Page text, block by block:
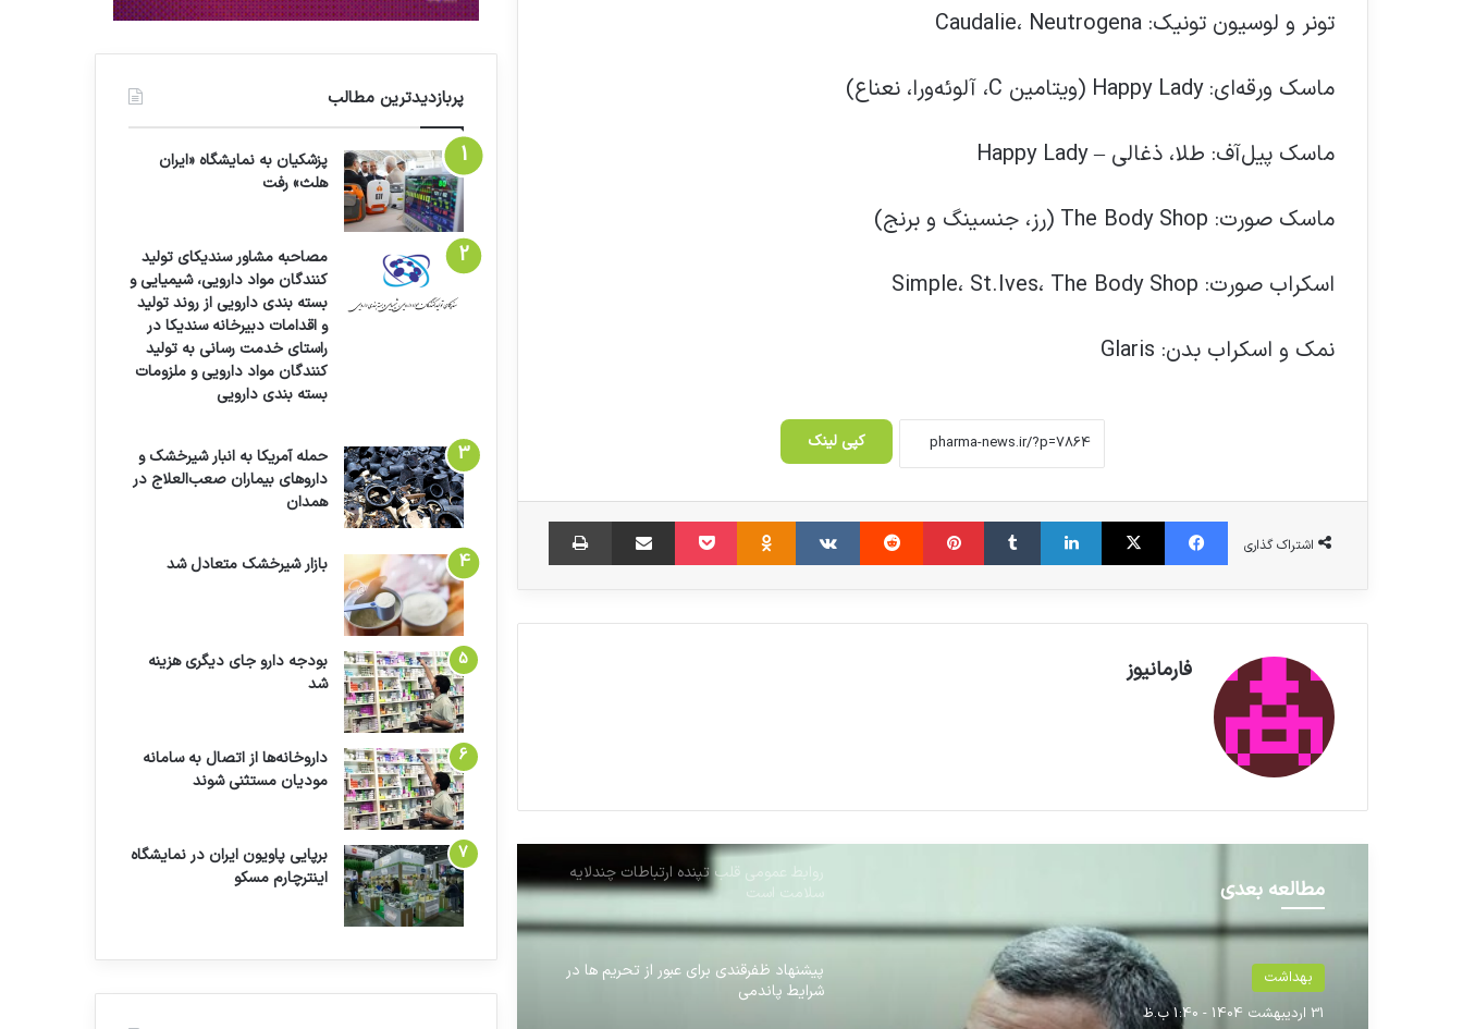
تونر و لوسیون تونیک: Caudalie، Neutrogena
ماسک ورقه‌ای: Happy Lady (ویتامین C، آلوئه‌ورا، نعناع)
ماسک پیل‌آف: طلا، ذغالی – Happy Lady
ماسک صورت: The Body Shop (رز، جنسینگ و برنج)
اسکراب صورت: Simple، St.Ives، The Body Shop
نمک و اسکراب بدن: Glaris
کپی لینک
اشتراک گذاری
فیس بوک X لینکدین ‫تامبلر ‫پین‌ترست ‫رددیت ‫VKontakte
‫Odnoklassniki پاکت اشتراک گذاری از طریق ایمیل
فارمانیوز
مطالعه بعدی
بهداشت
31 اردیبهشت 1404 - 1:40 ب.ظ
شرایط پاندمی
تولید 398 مولکول توسط اعضای سندیکای
مواد موثره دارویی
عمومی است
روابط عمومی قلب تپنده ارتباطات چندلایه
سلامت است
پیشنهاد ظفرقندی برای عبور از تحریم ها در
شرایط پاندمی
پربازدیدترین مطالب
پزشکیان به نمایشگاه «ایران
هلث» رفت
مصاحبه مشاور سندیکای تولید
کنندگان مواد دارویی، شیمیایی و
بسته بندی دارویی از روند تولید
و اقدامات دبیرخانه سندیکا در
راستای خدمت رسانی به تولید
کنندگان مواد دارویی و ملزومات
بسته بندی دارویی
حمله آمریکا به انبار شیرخشک و
داروهای بیماران صعب‌العلاج در
همدان
بازار شیرخشک متعادل شد
بودجه دارو جای دیگری هزینه
شد
داروخانه‌ها از اتصال به سامانه
مودیان مستثنی شوند
برپایی پاویون ایران در نمایشگاه
اینترچارم مسکو